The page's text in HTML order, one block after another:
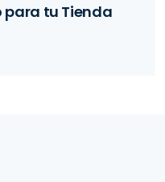
para tu Tienda